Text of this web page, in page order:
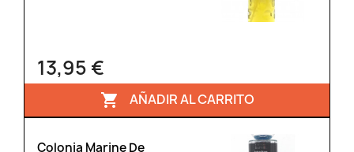
13,95 €
 AÑADIR AL CARRITO
Colonia Marine De